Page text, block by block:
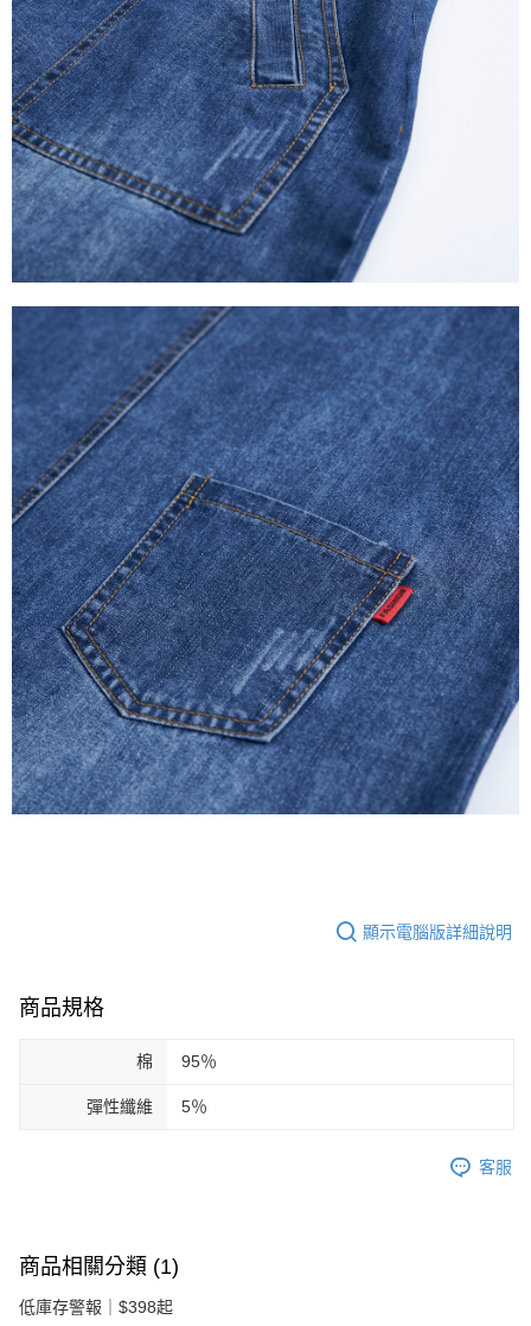
顯示電腦版詳細說明
商品規格
棉 95％
彈性纖維 5％
客服
商品相關分類 (1)
低庫存警報｜$398起